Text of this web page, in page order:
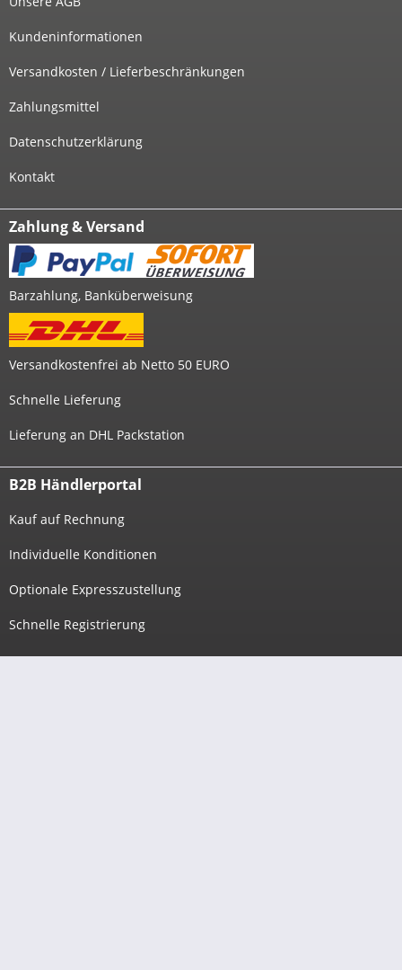
Kundeninformationen
Versandkosten / Lieferbeschränkungen
Zahlungsmittel
Datenschutzerklärung
Kontakt
Zahlung & Versand
Barzahlung, Banküberweisung
Versandkostenfrei ab Netto 50 EURO
Schnelle Lieferung
Lieferung an DHL Packstation
B2B Händlerportal
Kauf auf Rechnung
Individuelle Konditionen
Optionale Expresszustellung
Schnelle Registrierung